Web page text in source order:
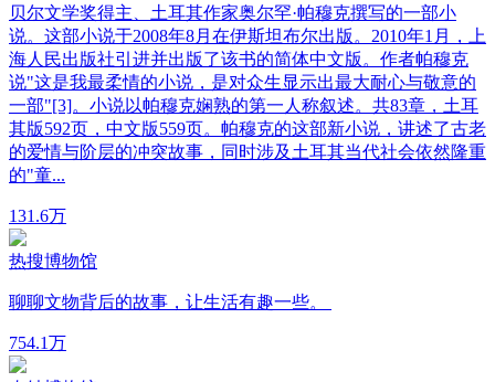
贝尔文学奖得主、土耳其作家奥尔罕·帕穆克撰写的一部小
说。这部小说于2008年8月在伊斯坦布尔出版。2010年1月，上
海人民出版社引进并出版了该书的简体中文版。作者帕穆克
说"这是我最柔情的小说，是对众生显示出最大耐心与敬意的
一部"[3]。小说以帕穆克娴熟的第一人称叙述。共83章，土耳
其版592页，中文版559页。帕穆克的这部新小说，讲述了古老
的爱情与阶层的冲突故事，同时涉及土耳其当代社会依然隆重
的"童...
131.6万
热搜博物馆
聊聊文物背后的故事，让生活有趣一些。
754.1万